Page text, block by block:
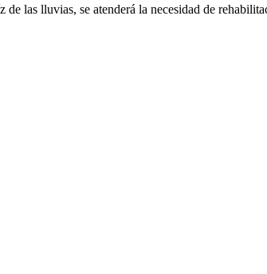
las lluvias, se atenderá la necesidad de